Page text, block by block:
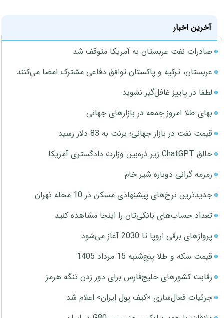
آخرین اخبار
صادرات نفت عربستان به آمریکا متوقف شد
عربستان، ترکیه و پاکستان توافق دفاعی مشترک امضا می‌کنند
لطفا در پاییز غافل‌گیر نشوید
بهای طلا امروز جمعه در بازارهای جهانی
قیمت نفت در بازار جهانی؛ برنت به 83 دلار رسید
خالق ChatGPT زیر ذره‌بین وزارت دادگستری آمریکا
زمزمه گرانی دوباره شیر خام
جدیدترین نرخ‌های پیشنهادی مسکن در 10 محله تهران
تعداد حساب‌های بانکی‌تان را اینجا مشاهده کنید
پروازهای برقی اروپا تا 2030 آغاز می‌شود
قیمت سکه و طلا پنج‌شنبه 15 مرداد 1405
رقابت کشورهای خلیج‌فارس برای دور زدن تنگه هرمز
جزئیات فعال‌سازی «کیف پول ایران» اعلام شد